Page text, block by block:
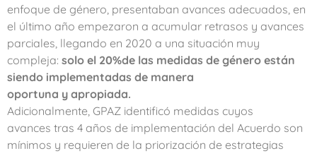
enfoque de género, presentaban avances adecuados, en
el último año empezaron a acumular retrasos y avances
parciales, llegando en 2020 a una situación muy
compleja: solo el 20%de las medidas de género están
siendo implementadas de manera
oportuna y apropiada.
Adicionalmente, GPAZ identificó medidas cuyos
avances tras 4 años de implementación del Acuerdo son
mínimos y requieren de la priorización de estrategias